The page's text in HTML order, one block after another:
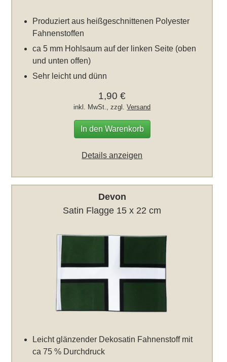
Produziert aus heißgeschnittenen Polyester
Fahnenstoffen
ca 5 mm Hohlsaum auf der linken Seite (oben
und unten offen)
Sehr leicht und dünn
1,90 €
inkl. MwSt., zzgl.Versand
In den Warenkorb
Details anzeigen
Devon
Satin Flagge 15 x 22 cm
Leicht glänzender Dekosatin Fahnenstoff mit
ca 75 % Durchdruck